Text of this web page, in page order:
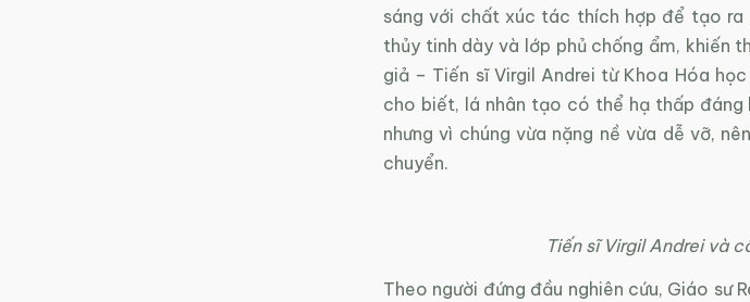
sáng với chất xúc tác thích hợp để tạo ra
thủy tinh dày và lớp phủ chống ẩm, khiến
giả – Tiến sĩ Virgil Andrei từ Khoa Hóa
cho biết, lá nhân tạo có thể hạ thấp đáng
nhưng vì chúng vừa nặng nề vừa dễ vỡ,
chuyển.
Tiến sĩ Virgil Andrei và
Theo người đứng đầu nghiên cứu, Giáo sư